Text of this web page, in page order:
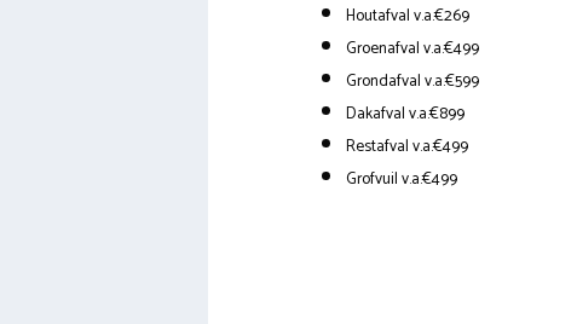
Houtafval v.a.€269
Groenafval v.a.€499
Grondafval v.a.€599
Dakafval v.a.€899
Restafval v.a.€499
Grofvuil v.a.€499